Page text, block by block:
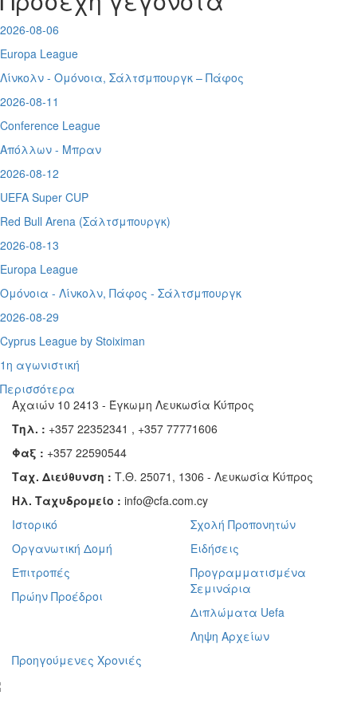
2026-08-06
Europa League
Λίνκολν - Ομόνοια, Σάλτσμπουργκ – Πάφος
2026-08-11
Conference League
Απόλλων - Μπραν
2026-08-12
UEFA Super CUP
Red Bull Arena (Σάλτσμπουργκ)
2026-08-13
Europa League
Ομόνοια - Λίνκολν, Πάφος - Σάλτσμπουργκ
2026-08-29
Cyprus League by Stoiximan
1η αγωνιστική
Περισσότερα
Αχαιών 10 2413 - Έγκωμη Λευκωσία Κύπρος
Τηλ. : +357 22352341 , +357 77771606
Φαξ : +357 22590544
Ταχ. Διεύθυνση : Τ.Θ. 25071, 1306 - Λευκωσία Κύπρος
Ηλ. Ταχυδρομείο : info@cfa.com.cy
Ιστορικό
Οργανωτική Δομή
Επιτροπές
Πρώην Προέδροι
Σχολή Προπονητών
Ειδήσεις
Προγραμματισμένα
Σεμινάρια
Διπλώματα Uefa
Ληψη Αρχείων
Προηγούμενες Χρονιές